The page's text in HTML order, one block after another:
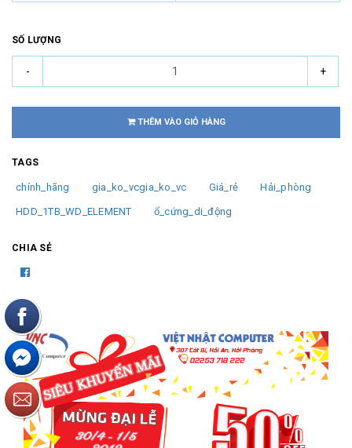
SỐ LƯỢNG
- +
THÊM VÀO GIỎ HÀNG
TAGS
chính_hãng gia_ko_vcgia_ko_vc Giá_rẻ Hải_phòng
HDD_1TB_WD_ELEMENT ổ_cứng_di_động
CHIA SẺ